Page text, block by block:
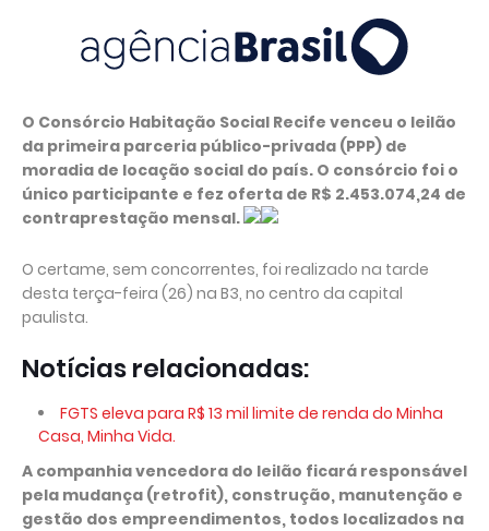
O Consórcio Habitação Social Recife venceu o leilão
da primeira parceria público-privada (PPP) de
moradia de locação social do país. O consórcio foi o
único participante e fez oferta de R$ 2.453.074,24 de
contraprestação mensal.
O certame, sem concorrentes, foi realizado na tarde
desta terça-feira (26) na B3, no centro da capital
paulista.
Notícias relacionadas:
FGTS eleva para R$ 13 mil limite de renda do Minha
Casa, Minha Vida.
A companhia vencedora do leilão ficará responsável
pela mudança (retrofit), construção, manutenção e
gestão dos empreendimentos, todos localizados na